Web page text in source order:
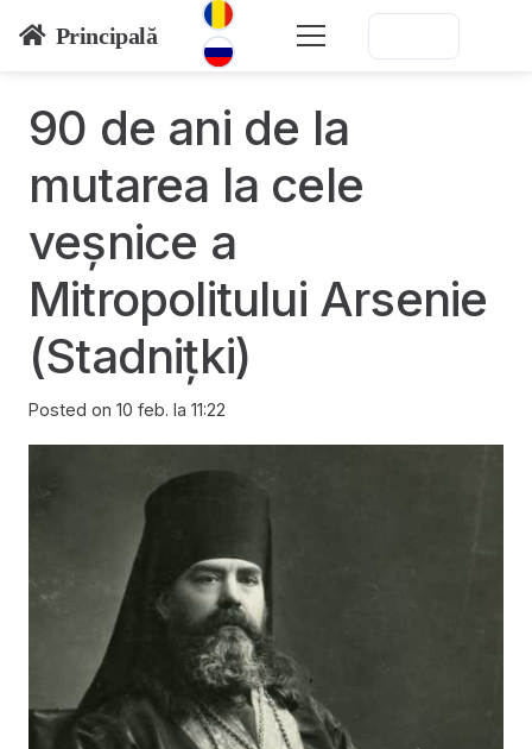
Principală
90 de ani de la
mutarea la cele
veșnice a
Mitropolitului Arsenie
(Stadnițki)
Posted on 10 feb. la 11:22